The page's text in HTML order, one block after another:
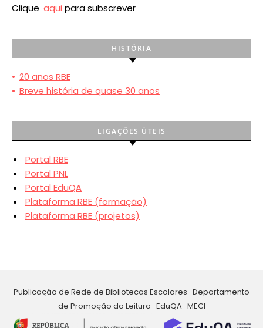
Clique aqui para subscrever
HISTÓRIA
• 20 anos RBE
• Breve história de quase 30 anos
LIGAÇÕES ÚTEIS
Portal RBE
Portal PNL
Portal EduQA
Plataforma RBE (formação)
Plataforma RBE (projetos)
Publicação de Rede de Bibliotecas Escolares · Departamento
de Promoção da Leitura · EduQA · MECI